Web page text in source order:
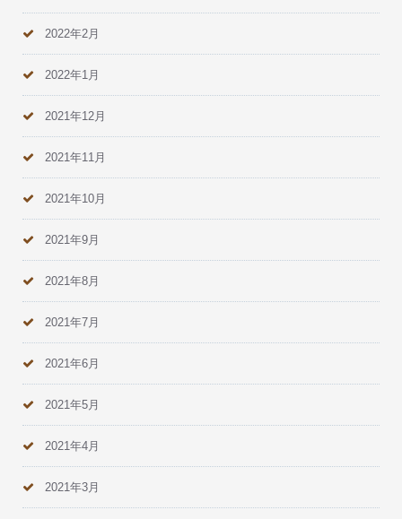
2022年2月
2022年1月
2021年12月
2021年11月
2021年10月
2021年9月
2021年8月
2021年7月
2021年6月
2021年5月
2021年4月
2021年3月